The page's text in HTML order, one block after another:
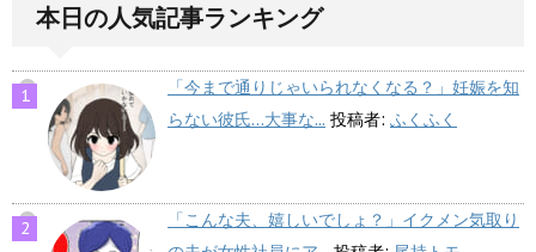
本日の人気記事ランキング
「今まで通りじゃいられなくなる？」妊娠を知
らない彼氏…大事な... 投稿者: ふくふく
「こんな夫、嬉しいでしょ？」イクメン気取り